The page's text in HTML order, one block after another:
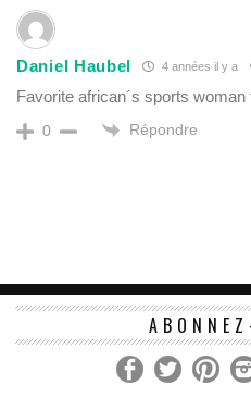
Daniel Haubel 4 années il y a
Favorite african´s sports
0 Répondre